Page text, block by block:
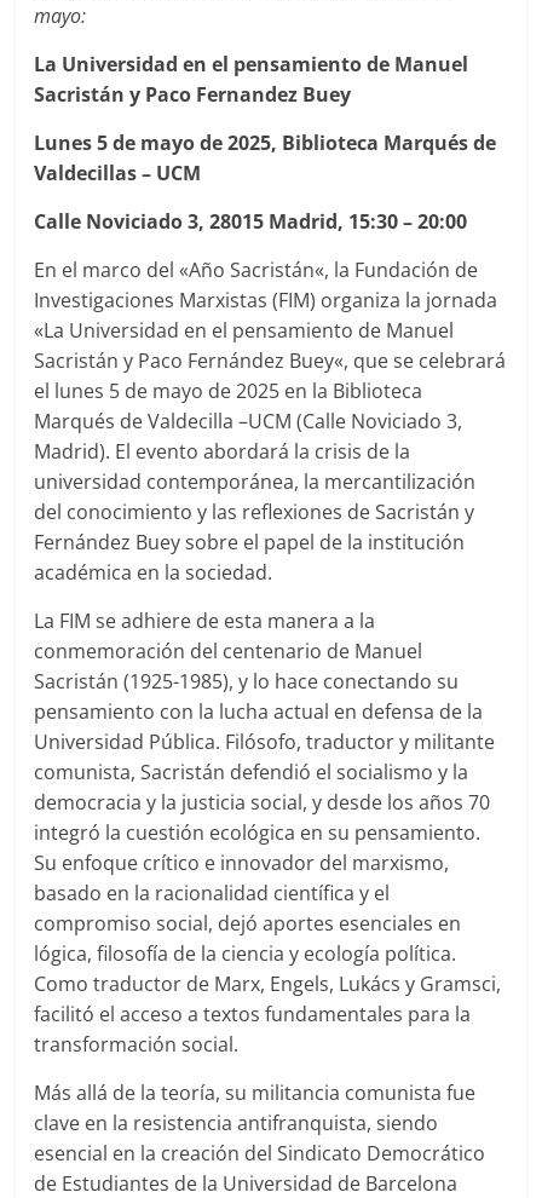
mayo:
La Universidad en el pensamiento de Manuel
Sacristán y Paco Fernandez Buey
Lunes 5 de mayo de 2025, Biblioteca Marqués de
Valdecillas – UCM
Calle Noviciado 3, 28015 Madrid, 15:30 – 20:00
En el marco del «Año Sacristán«, la Fundación de
Investigaciones Marxistas (FIM) organiza la jornada
«La Universidad en el pensamiento de Manuel
Sacristán y Paco Fernández Buey«, que se celebrará
el lunes 5 de mayo de 2025 en la Biblioteca
Marqués de Valdecilla –UCM (Calle Noviciado 3,
Madrid). El evento abordará la crisis de la
universidad contemporánea, la mercantilización
del conocimiento y las reflexiones de Sacristán y
Fernández Buey sobre el papel de la institución
académica en la sociedad.
La FIM se adhiere de esta manera a la
conmemoración del centenario de Manuel
Sacristán (1925-1985), y lo hace conectando su
pensamiento con la lucha actual en defensa de la
Universidad Pública. Filósofo, traductor y militante
comunista, Sacristán defendió el socialismo y la
democracia y la justicia social, y desde los años 70
integró la cuestión ecológica en su pensamiento.
Su enfoque crítico e innovador del marxismo,
basado en la racionalidad científica y el
compromiso social, dejó aportes esenciales en
lógica, filosofía de la ciencia y ecología política.
Como traductor de Marx, Engels, Lukács y Gramsci,
facilitó el acceso a textos fundamentales para la
transformación social.
Más allá de la teoría, su militancia comunista fue
clave en la resistencia antifranquista, siendo
esencial en la creación del Sindicato Democrático
de Estudiantes de la Universidad de Barcelona